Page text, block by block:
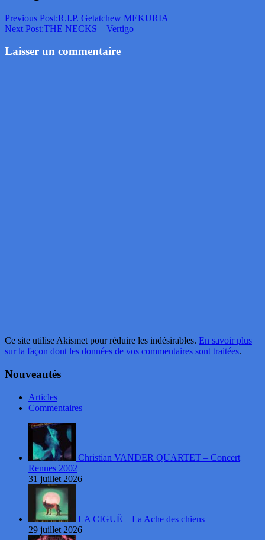
Previous Post:R.I.P. Getatchew MEKURIA
Next Post:THE NECKS – Vertigo
Laisser un commentaire
Ce site utilise Akismet pour réduire les indésirables. En savoir plus
sur la façon dont les données de vos commentaires sont traitées.
Nouveautés
Articles
Commentaires
Christian VANDER QUARTET – Concert
Rennes 2002
31 juillet 2026
LA CIGUË – La Ache des chiens
29 juillet 2026